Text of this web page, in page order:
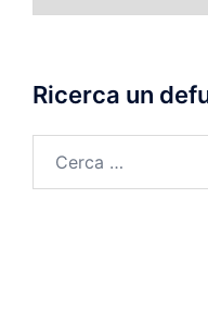
Ricerca un